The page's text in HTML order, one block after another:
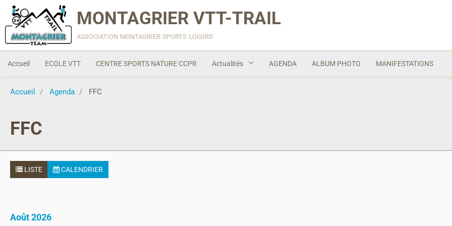
MONTAGRIER VTT-TRAIL
association montagrier sports loisirs
Accueil ECOLE VTT CENTRE SPORTS NATURE CCPR Actualités AGENDA ALBUM PHOTO MANIFESTATIONS
Accueil Agenda FFC
FFC
LISTE CALENDRIER
Août 2026